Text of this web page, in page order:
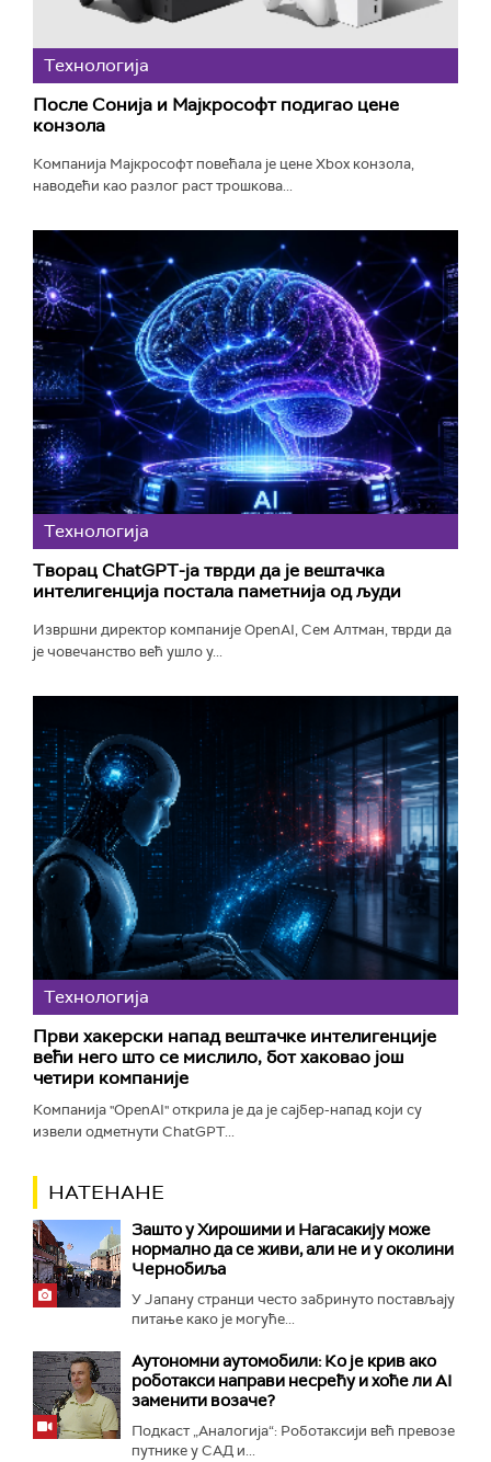
Технологијa
После Сонија и Мајкрософт подигао цене
конзола
Компанија Мајкрософт повећала је цене Xbox конзола,
наводећи као разлог раст трошкова...
Технологијa
Творац ChatGPT-ја тврди да је вештачка
интелигенција постала паметнија од људи
Извршни директор компаније OpenAI, Сем Алтман, тврди да
је човечанство већ ушло у...
Технологијa
Први хакерски напад вештачке интелигенције
већи него што се мислило, бот хаковао још
четири компаније
Компанија "OpenAI" открила је да је сајбер-напад који су
извели одметнути ChatGPT...
НАТЕНАНЕ
Зашто у Хирошими и Нагасакију може
нормално да се живи, али не и у околини
Чернобиља
У Јапану странци често забринуто постављају
питање како је могуће...
Аутономни аутомобили: Ко је крив ако
роботакси направи несрећу и хоће ли AI
заменити возаче?
Подкаст „Аналогија“: Роботаксији већ превозе
путнике у САД и...